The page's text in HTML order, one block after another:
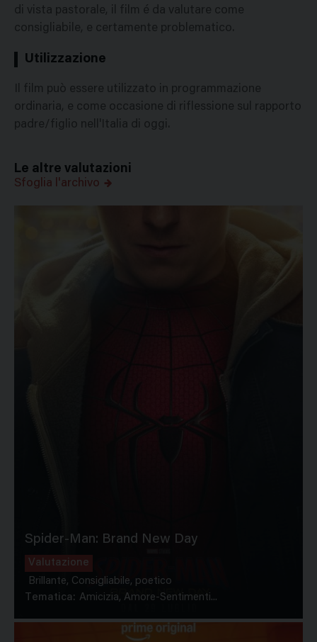
di vista pastorale, il film é da valutare come
consigliabile, e certamente problematico.
Utilizzazione
Il film può essere utilizzato in programmazione
ordinaria, e come occasione di riflessione sul rapporto
padre/figlio nell'Italia di oggi.
Le altre valutazioni
Sfoglia l'archivo
Spider-Man: Brand New Day
Valutazione
Brillante, Consigliabile, poetico
Tematica: Amicizia, Amore-Sentimenti...